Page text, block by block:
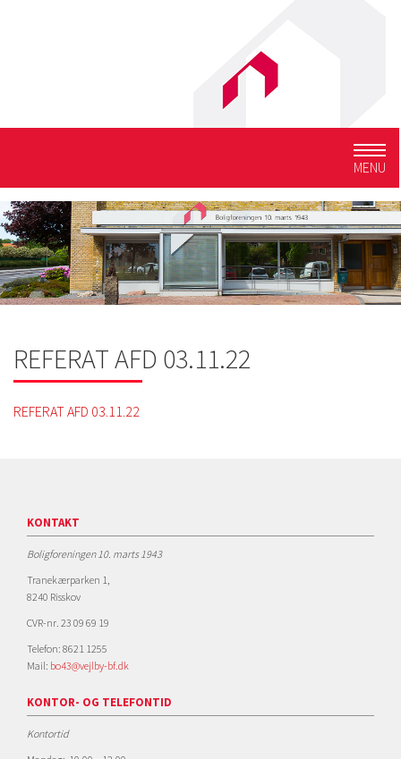
MENU
REFERAT AFD 03.11.22
REFERAT AFD 03.11.22
KONTAKT
Boligforeningen 10. marts 1943
Tranekærparken 1,
8240 Risskov
CVR-nr. 23 09 69 19
Telefon: 8621 1255
Mail: bo43@vejlby-bf.dk
KONTOR- OG TELEFONTID
Kontortid